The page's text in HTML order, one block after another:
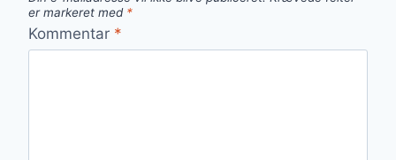
er markeret med *
Kommentar *